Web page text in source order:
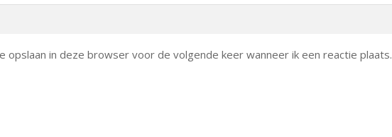
opslaan in deze browser voor de volgende keer wanneer ik een reactie plaats.